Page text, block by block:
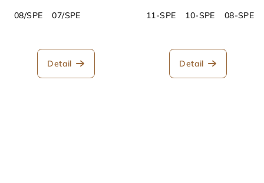
08/SPE
07/SPE
Detail
11-SPE
10-SPE 08-SPE
Detail